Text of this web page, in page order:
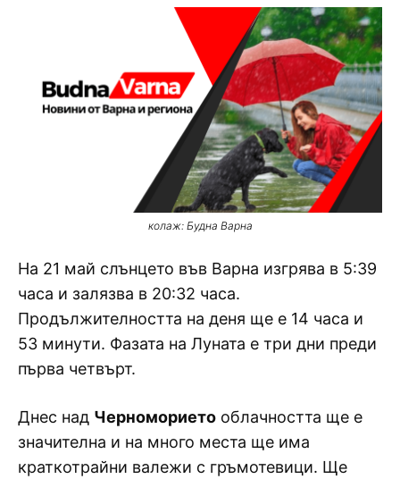
колаж: Будна Варна
На 21 май слънцето във Варна изгрява в 5:39
часа и залязва в 20:32 часа.
Продължителността на деня ще е 14 часа и
53 минути. Фазата на Луната е три дни преди
първа четвърт.
Днес над Черноморието облачността ще е
значителна и на много места ще има
краткотрайни валежи с гръмотевици. Ще